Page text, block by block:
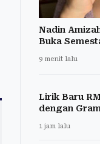
Nadin
Buka
9 menit lalu
Lirik Baru
dengan
1 jam lalu